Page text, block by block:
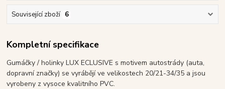
Související zboží 6
Kompletní specifikace
Gumáčky / holinky LUX ECLUSIVE s motivem autostrády (auta,
dopravní značky) se vyrábějí ve velikostech 20/21-34/35 a jsou
vyrobeny z vysoce kvalitního PVC.